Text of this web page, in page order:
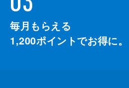
毎月もらえる
1,200ポイントでお得に。